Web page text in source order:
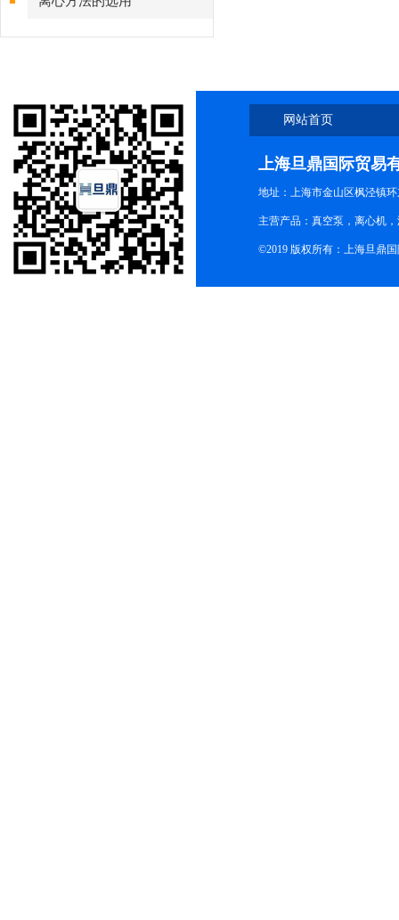
网站首页
上海旦鼎国际贸易
地址：上海市金山区枫泾镇
主营产品：真空泵，离心机
©2019 版权所有：上海旦鼎